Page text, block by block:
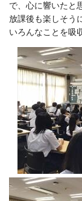
で、心に響いたと
放課後も楽しそう
いろんなことを吸